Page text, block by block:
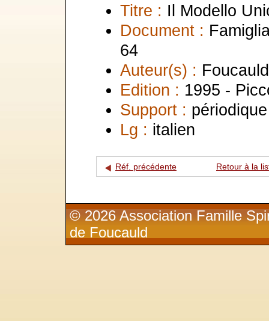
Titre : Il Modello
Document :
64
Auteur(s) :
Edition : 1995 -
Support : périodique
Lg : italien
Réf. précédente Retour à la
© 2026 Association Famille
de Foucauld